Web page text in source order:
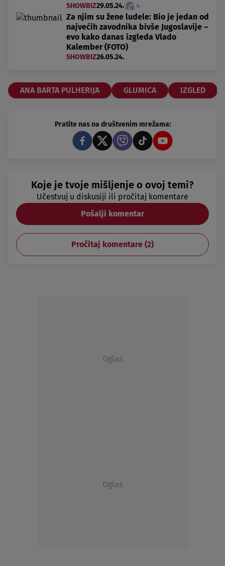
SHOWBIZ29.05.24. 4
Za njim su žene ludele: Bio je jedan od
najvećih zavodnika bivše Jugoslavije –
evo kako danas izgleda Vlado
Kalember (FOTO)
SHOWBIZ26.05.24.
ANA BARTA PULHERIJA GLUMICA IZGLED
Pratite nas na društvenim mrežama:
Koje je tvoje mišljenje o ovoj temi?
Učestvuj u diskusiji ili pročitaj komentare
Pošalji komentar
Pročitaj komentare (2)
Oglas
Oglas